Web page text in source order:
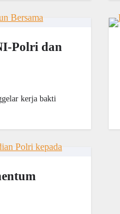
Polri dan
kerja bakti